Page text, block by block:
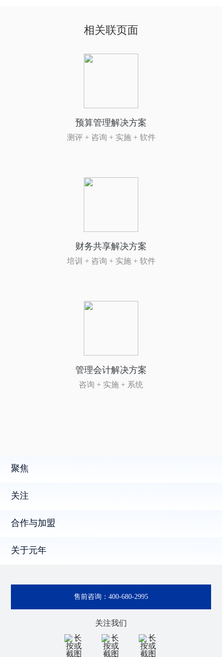
相关联页面
预算管理解决方案
测评 + 咨询 + 实施 + 软件
财务共享解决方案
培训 + 咨询 + 实施 + 软件
管理会计解决方案
咨询 + 实施 + 系统
聚焦
关注
合作与加盟
关于元年
售前咨询： 400-680-2995
关注我们